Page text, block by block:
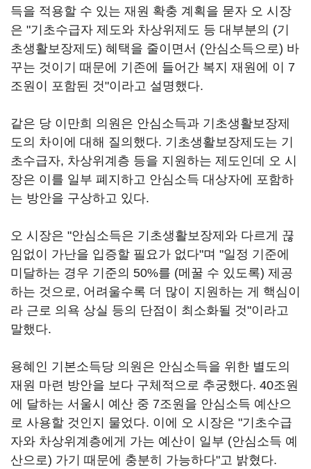
득을 적용할 수 있는 재원 확충 계획을 묻자 오 시장
은 "기초수급자 제도와 차상위제도 등 대부분의 (기
초생활보장제도) 혜택을 줄이면서 (안심소득으로) 바
꾸는 것이기 때문에 기존에 들어간 복지 재원에 이 7
조원이 포함된 것"이라고 설명했다.
같은 당 이만희 의원은 안심소득과 기초생활보장제
도의 차이에 대해 질의했다. 기초생활보장제도는 기
초수급자, 차상위계층 등을 지원하는 제도인데 오 시
장은 이를 일부 폐지하고 안심소득 대상자에 포함하
는 방안을 구상하고 있다.
오 시장은 "안심소득은 기초생활보장제와 다르게 끊
임없이 가난을 입증할 필요가 없다"며 "일정 기준에
미달하는 경우 기준의 50%를 (메꿀 수 있도록) 제공
하는 것으로, 어려울수록 더 많이 지원하는 게 핵심이
라 근로 의욕 상실 등의 단점이 최소화될 것"이라고
말했다.
용혜인 기본소득당 의원은 안심소득을 위한 별도의
재원 마련 방안을 보다 구체적으로 추궁했다. 40조원
에 달하는 서울시 예산 중 7조원을 안심소득 예산으
로 사용할 것인지 물었다. 이에 오 시장은 "기초수급
자와 차상위계층에게 가는 예산이 일부 (안심소득 예
산으로) 가기 때문에 충분히 가능하다"고 밝혔다.